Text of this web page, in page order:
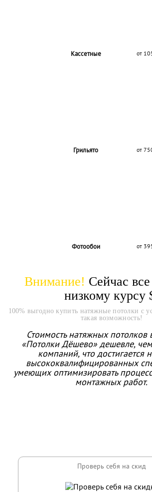
Кассетные от
Грильято от
Фотообои от
Внимание! Сейчас
низкому курсу
100% выгодно купить натяжные потолки с
такая возможность!
Стоимость натяжных
«Потолки Дёшево» дешевле,
компаний, что достигается
высококвалифицированных
умеющих оптимизировать
монтажных работ.